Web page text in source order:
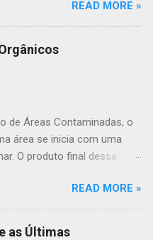
entregamos nosso
durante esse tempo
gratos ao que ele nos
e pessoalmente
um lugar muito menor em
Nesse tempo,
e convivemos com
por colocar a ética
Vocês podem observar o
da ECD nesse link , mas
uma empresa familiar,
READ MORE »
de Áreas Contaminadas, o
área se inicia com uma
O produto final dessa
que deve levar em
pontos de amostragem de
e/ou ar do solo, todas
READ MORE »
as Últimas